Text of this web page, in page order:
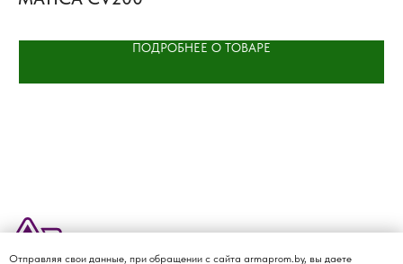
ПОДРОБНЕЕ О ТОВАРЕ
Отправляя свои данные, при обращении с сайта armaprom.by, вы даете